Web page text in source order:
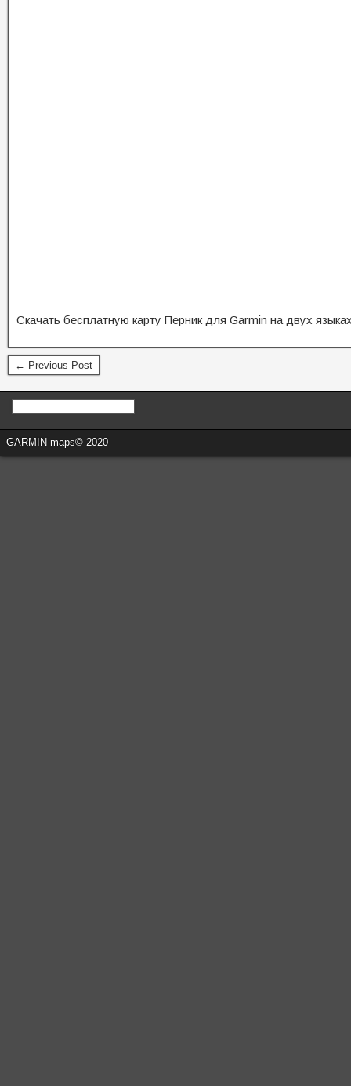
Скачать бесплатную карту Перник для Garmin на двух
← Previous Post
GARMIN maps© 2020